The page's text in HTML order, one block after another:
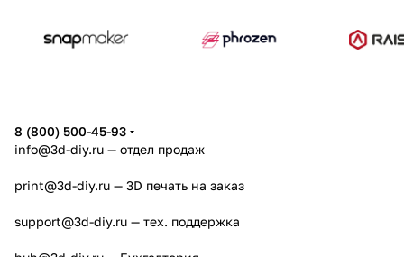
8 (800) 500-45-93
info@3d-diy.ru — отдел продаж
print@3d-diy.ru — 3D печать на заказ
support@3d-diy.ru — тех. поддержка